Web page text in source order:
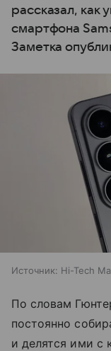
рассказал, как
смартфона
Заметка
Источник: Hi-Tech
По словам
постоянно
и делятся ими с